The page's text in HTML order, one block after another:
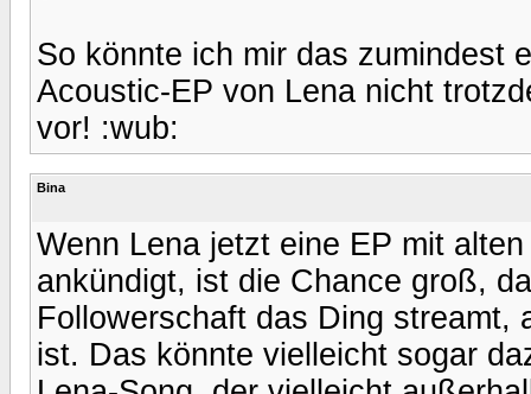
So könnte ich mir das zumindest
Acoustic-EP von Lena nicht
vor! :wub:
Bina
Wenn Lena jetzt eine EP mit
ankündigt, ist die Chance groß,
Followerschaft das Ding streamt,
ist. Das könnte vielleicht sogar